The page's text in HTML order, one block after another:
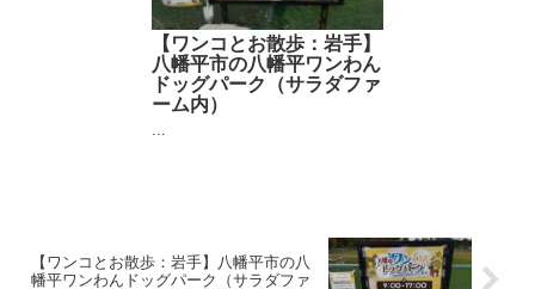
【ワンコとお散歩：岩手】
八幡平市の八幡平ワンわん
ドッグパーク（サラダファ
ーム内）
【ワンコとお散歩：岩手】八幡平市の八
幡平ワンわんドッグパーク（サラダファ